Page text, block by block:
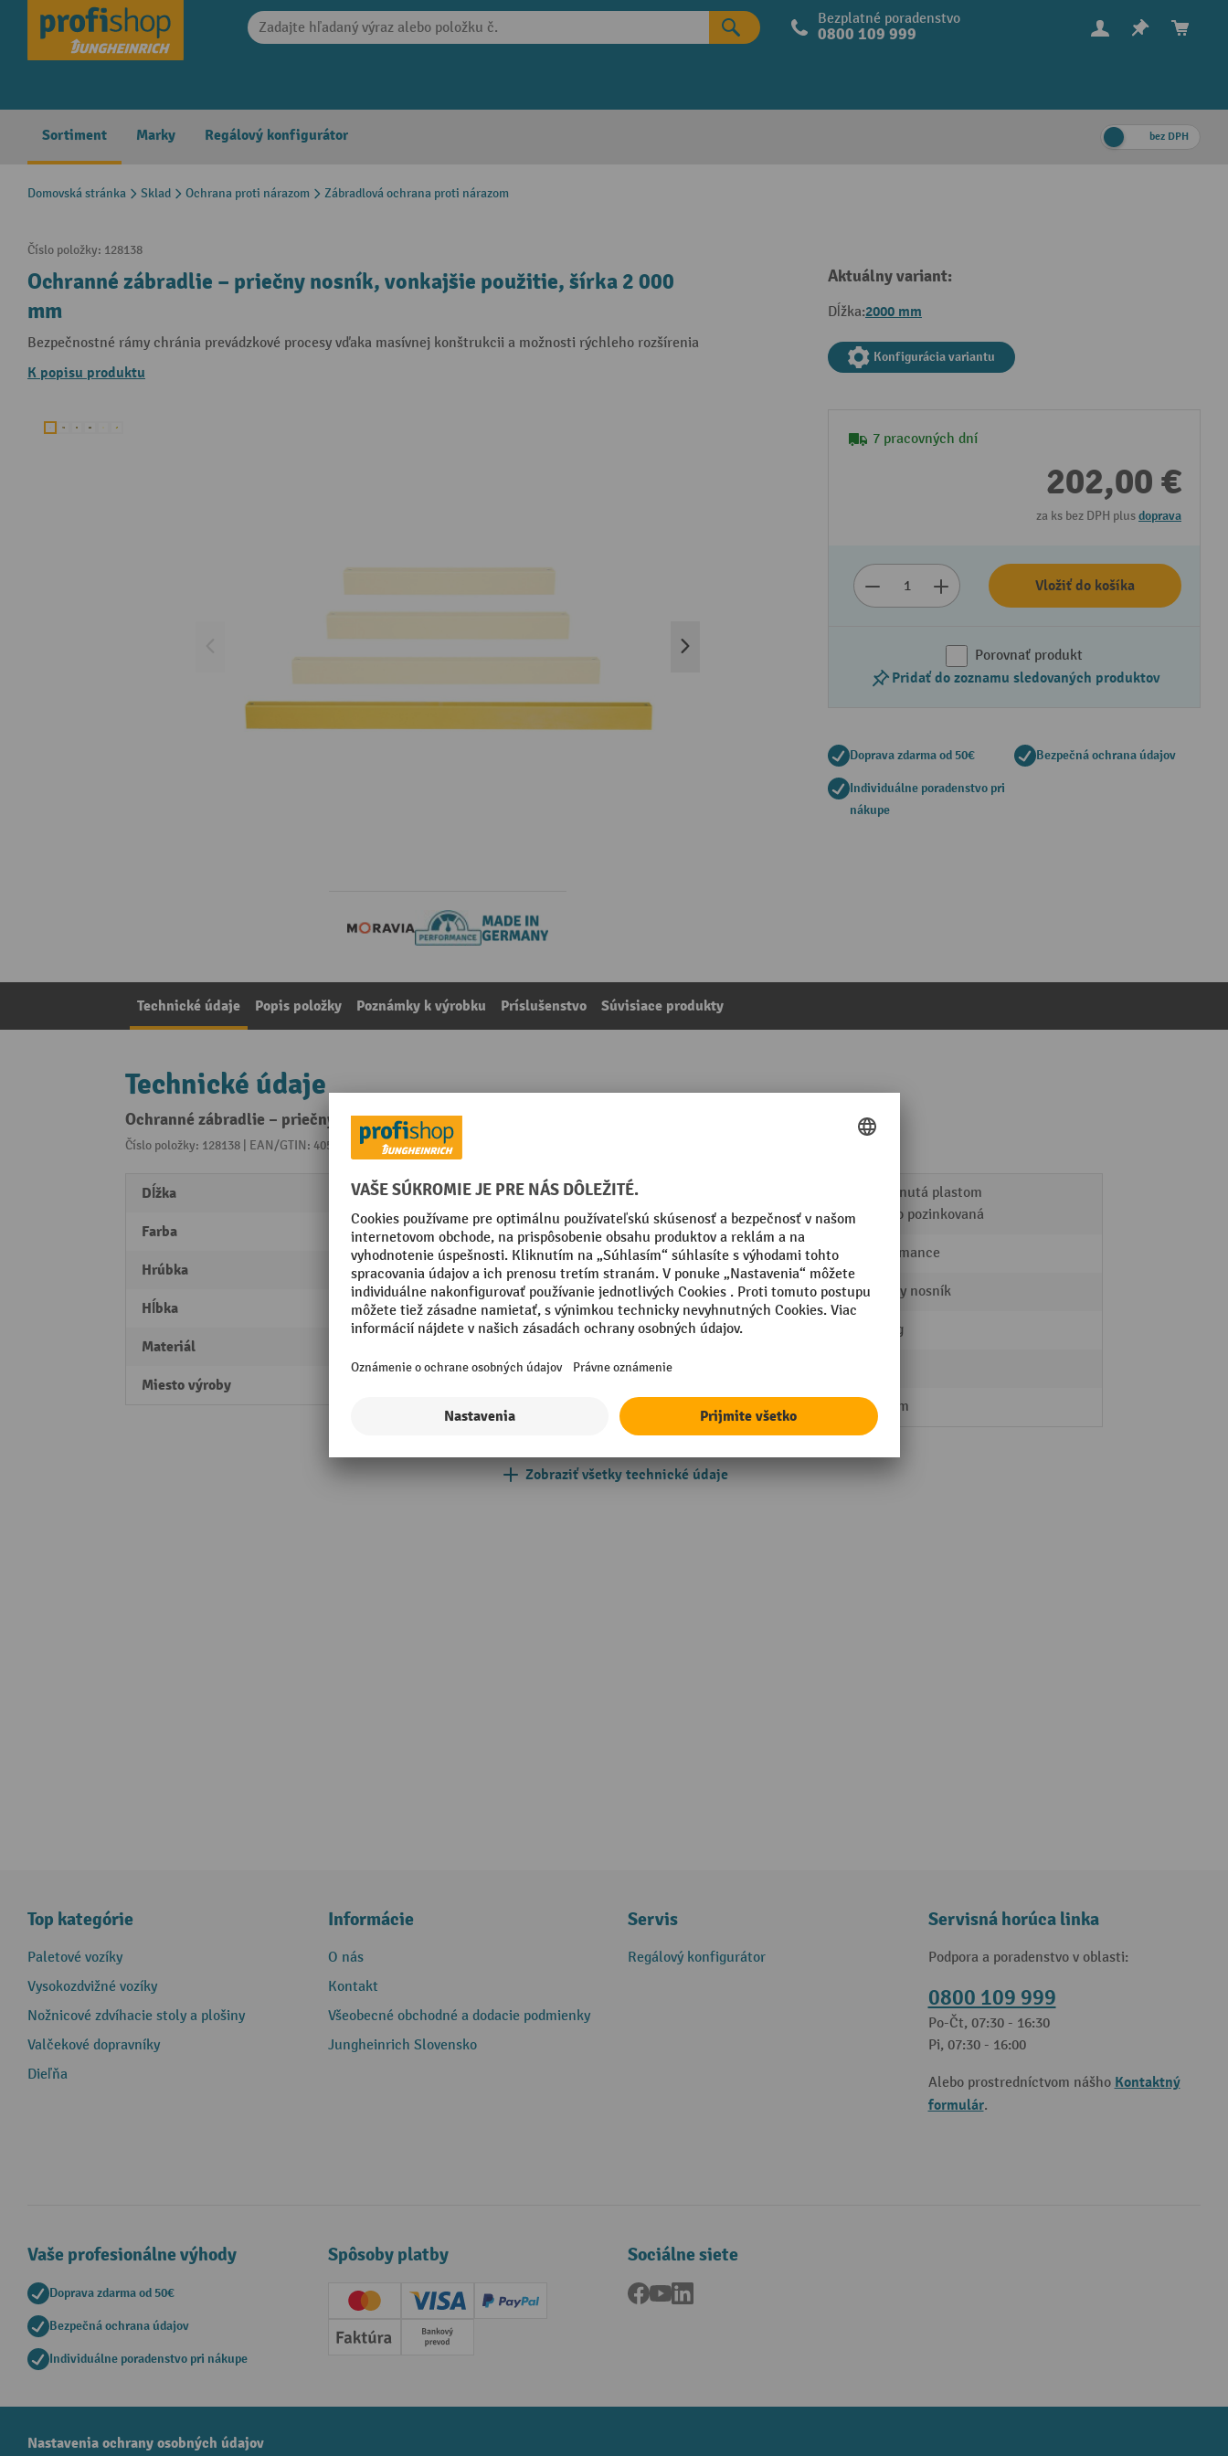
Skip to main navigation Bezplatné poradenstvo
0800 109 999
Sortiment Marky Regálový konfigurátor bez DPH
Domovská stránka Sklad Ochrana proti nárazom Zábradlová ochrana proti nárazom
Číslo položky: 128138
Ochranné zábradlie – priečny nosník, vonkajšie použitie, šírka 2 000
mm
Bezpečnostné rámy chránia prevádzkové procesy vďaka masívnej konštrukcii a možnosti rýchleho rozšírenia
K popisu produktu
Aktuálny variant:
Dĺžka:2000 mm
Konfigurácia variantu
7 pracovných dní
202,00 €
za ks bez DPH plusdoprava
Vložiť do košíka
Porovnať produkt
Pridať do zoznamu sledovaných produktov
Doprava zdarma od 50€ Bezpečná ochrana údajov
Individuálne poradenstvo pri
nákupe
Technické údaje Popis položky Poznámky k výrobku Príslušenstvo Súvisiace produkty
Technické údaje
Ochranné zábradlie – priečny nosník, vonkajšie použitie, šírka 2 000 mm
Číslo položky: 128138 | EAN/GTIN: 4055381242323Z kategórie:
Dĺžka 2000 mm
Farba žltá
Hrúbka 3 mm
Hĺbka 80 mm
Materiál
Miesto výroby
Povrch
potiahnutá plastom
žiarovo pozinkovaná
Segmentu Performance
Typ zábradlia Priečny nosník
Vlastná hmotnosť 17,5 kg
Vrátane montážneho materiálu
120 mm
Zobraziť všetky technické údaje
Top kategórie
Paletové vozíky
Vysokozdvižné vozíky
Nožnicové zdvíhacie stoly a plošiny
Valčekové dopravníky
Dieľňa
Informácie
O nás
Kontakt
Všeobecné obchodné a dodacie podmienky
Jungheinrich Slovensko
Servis
Regálový konfigurátor
Servisná horúca linka
Podpora a poradenstvo v oblasti:
0800 109 999
Po-Čt, 07:30 - 16:30
Pi, 07:30 - 16:00
Alebo prostredníctvom nášho Kontaktný
formulár.
Vaše profesionálne výhody
Doprava zdarma od 50€
Bezpečná ochrana údajov
Individuálne poradenstvo pri nákupe
Spôsoby platby
Creditcard (Master)Creditcard (Visa)
PayPal
Faktúra Predplatba
Sociálne siete
Facebook
YouTube
Nastavenia ochrany osobných údajov